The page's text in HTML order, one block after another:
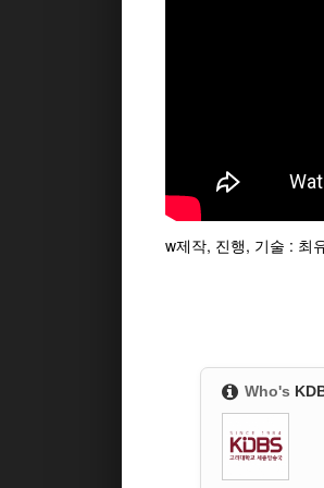
w제작, 진행, 기술 : 최
Who's